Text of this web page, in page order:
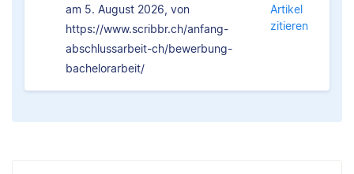
am 5. August 2026, von
https://www.scribbr.ch/anfang-
abschlussarbeit-ch/bewerbung-
bachelorarbeit/
Artikel
zitieren